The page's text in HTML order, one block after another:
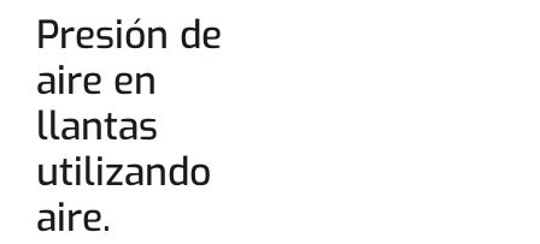
Presión de
aire en
llantas
utilizando
aire.